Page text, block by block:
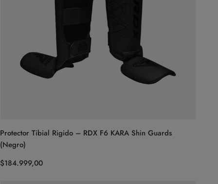
Protector Tibial Rigido – RDX F6 KARA Shin Guards
(Negro)
$184.999,00